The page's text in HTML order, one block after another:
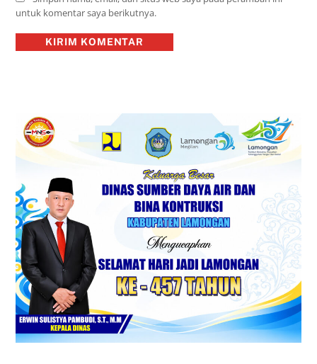
untuk komentar saya berikutnya.